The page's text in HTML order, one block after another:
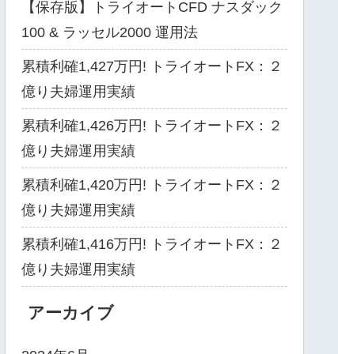
【保存版】トライオートCFD ナスダック
100 & ラッセル2000 運用法
累積利確1,427万円! トライオートFX：２
億り夫婦運用実績
累積利確1,426万円! トライオートFX：２
億り夫婦運用実績
累積利確1,420万円! トライオートFX：２
億り夫婦運用実績
累積利確1,416万円! トライオートFX：２
億り夫婦運用実績
アーカイブ